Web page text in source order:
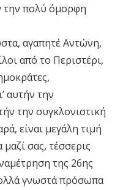
την πολύ όμορφη
αγαπητέ Αντώνη,
από το Περιστέρι,
αυτήν την
την συγκλονιστική
είναι μεγάλη τιμή
σας, τέσσερις
της 26ης
γνωστά πρόσωπα